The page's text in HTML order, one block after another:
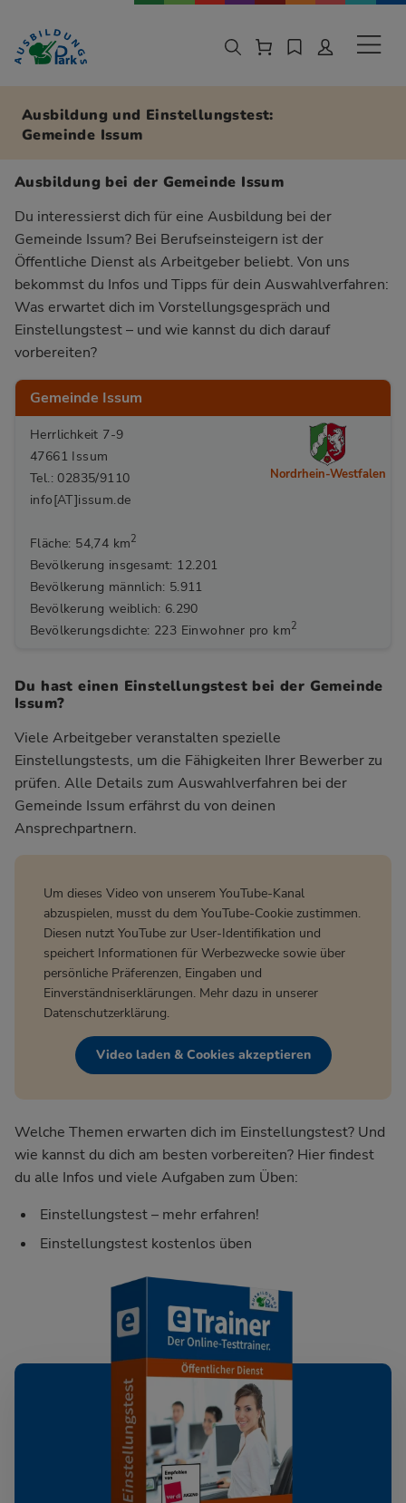
Zur Navigation springen
Zu den Hauptinhalten springen
Ausbildung und Einstellungstest:
Gemeinde Issum
Ausbildung bei der Gemeinde Issum
Du interessierst dich für eine Ausbildung bei der
Gemeinde Issum? Bei Berufseinsteigern ist der
Öffentliche Dienst als Arbeitgeber beliebt. Von uns
bekommst du Infos und Tipps für dein Auswahlverfahren:
Was erwartet dich im Vorstellungsgespräch und
Einstellungstest – und wie kannst du dich darauf
vorbereiten?
Gemeinde Issum
Herrlichkeit 7-9
47661 Issum
Tel.: 02835/9110
info[AT]issum.de
Fläche: 54,74 km2
Bevölkerung insgesamt: 12.201
Bevölkerung männlich: 5.911
Bevölkerung weiblich: 6.290
Bevölkerungsdichte: 223 Einwohner pro km2
Nordrhein-Westfalen
Du hast einen Einstellungstest bei der Gemeinde
Issum?
Viele Arbeitgeber veranstalten spezielle
Einstellungstests, um die Fähigkeiten Ihrer Bewerber zu
prüfen. Alle Details zum Auswahlverfahren bei der
Gemeinde Issum erfährst du von deinen
Ansprechpartnern.
Um dieses Video von unserem YouTube-Kanal
abzuspielen, musst du dem YouTube-Cookie zustimmen.
Diesen nutzt YouTube zur User-Identifikation und
speichert Informationen für Werbezwecke sowie über
persönliche Präferenzen, Eingaben und
Einverständniserklärungen. Mehr dazu in unserer
Datenschutzerklärung.
Video laden & Cookies akzeptieren
Welche Themen erwarten dich im Einstellungstest? Und
wie kannst du dich am besten vorbereiten? Hier findest
du alle Infos und viele Aufgaben zum Üben:
Einstellungstest – mehr erfahren!
Einstellungstest kostenlos üben